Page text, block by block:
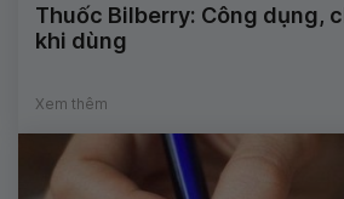
Thuốc Bilberry: Công dụng,
khi dùng
Xem thêm